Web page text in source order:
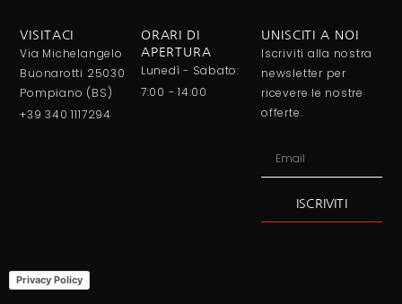
VISITACI
Via Michelangelo
Buonarotti 25030
Pompiano (BS)
+39 340 1117294
ORARI DI
APERTURA
Lunedì - Sabato:
7:00 - 14:00
UNISCITI A NOI
Iscriviti alla nostra
newsletter per
ricevere le nostre
offerte.
ISCRIVITI
Privacy Policy